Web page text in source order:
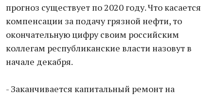
прогноз существует по 2020 году. Что касается
компенсации за подачу грязной нефти, то
окончательную цифру своим российским
коллегам республиканские власти назовут в
начале декабря.
- Заканчивается капитальный ремонт на